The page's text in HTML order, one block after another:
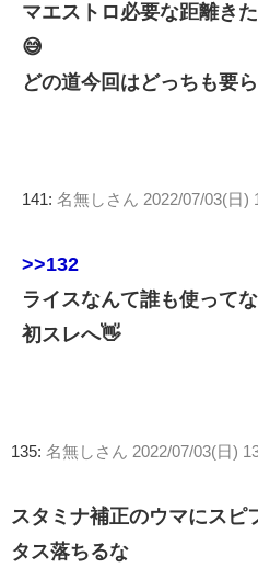
マエストロ必要な距離き
😅
どの道今回はどっちも要
141: 名無しさん 2022/07/03(日)
>>132
ライスなんて誰も使って
初スレへ👋
135: 名無しさん 2022/07/03(日)
スタミナ補正のウマにスピ
タス落ちるな